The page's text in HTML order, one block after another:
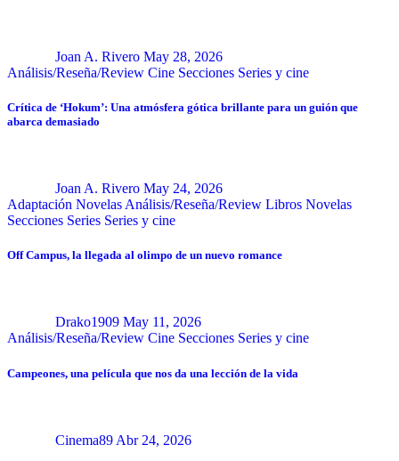
Joan A. Rivero May 28, 2026
Análisis/Reseña/Review Cine Secciones Series y cine
Crítica de ‘Hokum’: Una atmósfera gótica brillante para un guión que
abarca demasiado
Joan A. Rivero May 24, 2026
Adaptación Novelas Análisis/Reseña/Review Libros Novelas
Secciones Series Series y cine
Off Campus, la llegada al olimpo de un nuevo romance
Drako1909 May 11, 2026
Análisis/Reseña/Review Cine Secciones Series y cine
Campeones, una película que nos da una lección de la vida
Cinema89 Abr 24, 2026